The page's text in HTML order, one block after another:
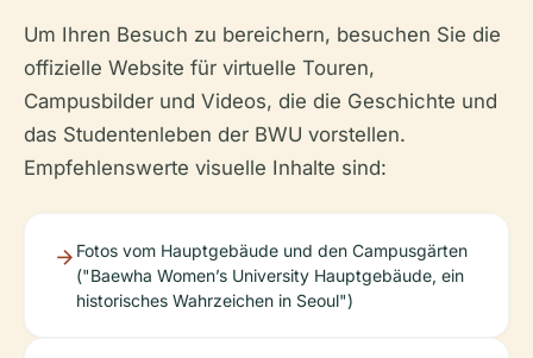
Um Ihren Besuch zu bereichern, besuchen Sie die
offizielle Website für virtuelle Touren,
Campusbilder und Videos, die die Geschichte und
das Studentenleben der BWU vorstellen.
Empfehlenswerte visuelle Inhalte sind:
Fotos vom Hauptgebäude und den Campusgärten
("Baewha Women’s University Hauptgebäude, ein
historisches Wahrzeichen in Seoul")